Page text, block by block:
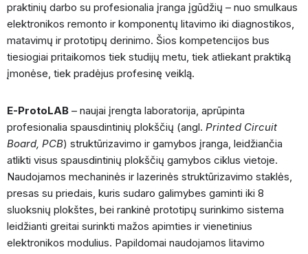
praktinių darbo su profesionalia įranga įgūdžių – nuo smulkaus
elektronikos remonto ir komponentų litavimo iki diagnostikos,
matavimų ir prototipų derinimo. Šios kompetencijos bus
tiesiogiai pritaikomos tiek studijų metu, tiek atliekant praktiką
įmonėse, tiek pradėjus profesinę veiklą.
E-ProtoLAB – naujai įrengta laboratorija, aprūpinta
profesionalia spausdintinių plokščių (angl. Printed Circuit
Board, PCB) struktūrizavimo ir gamybos įranga, leidžiančia
atlikti visus spausdintinių plokščių gamybos ciklus vietoje.
Naudojamos mechaninės ir lazerinės struktūrizavimo staklės,
presas su priedais, kuris sudaro galimybes gaminti iki 8
sluoksnių plokštes, bei rankinė prototipų surinkimo sistema
leidžianti greitai surinkti mažos apimties ir vienetinius
elektronikos modulius. Papildomai naudojamos litavimo